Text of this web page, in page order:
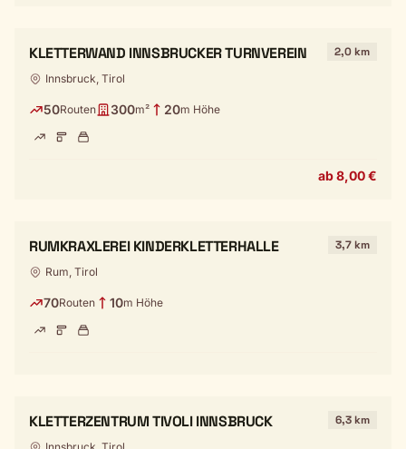
KLETTERWAND INNSBRUCKER TURNVEREIN 2,0 km
Innsbruck, Tirol
50Routen 300m² 20m Höhe
ab 8,00 €
RUMKRAXLEREI KINDERKLETTERHALLE 3,7 km
Rum, Tirol
70Routen 10m Höhe
KLETTERZENTRUM TIVOLI INNSBRUCK 6,3 km